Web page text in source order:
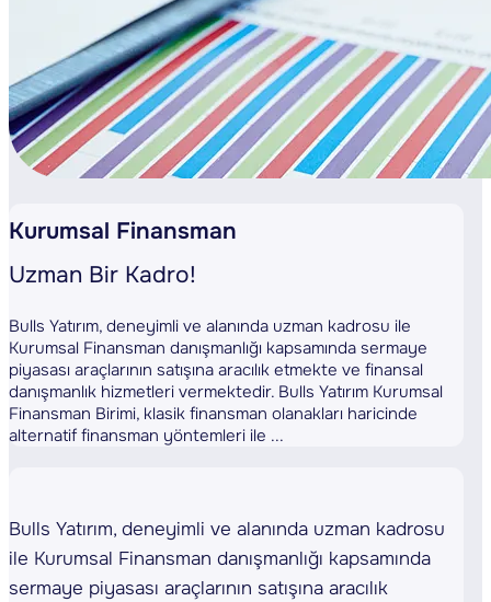
Kurumsal Finansman
Uzman Bir Kadro!
Bulls Yatırım, deneyimli ve alanında uzman kadrosu ile
Kurumsal Finansman danışmanlığı kapsamında sermaye
piyasası araçlarının satışına aracılık etmekte ve finansal
danışmanlık hizmetleri vermektedir. Bulls Yatırım Kurumsal
Finansman Birimi, klasik finansman olanakları haricinde
alternatif finansman yöntemleri ile ...
Bulls Yatırım, deneyimli ve alanında uzman kadrosu
ile Kurumsal Finansman danışmanlığı kapsamında
sermaye piyasası araçlarının satışına aracılık